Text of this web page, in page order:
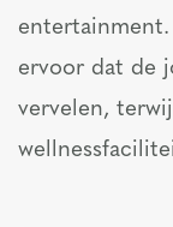
ervoor dat de
vervelen,